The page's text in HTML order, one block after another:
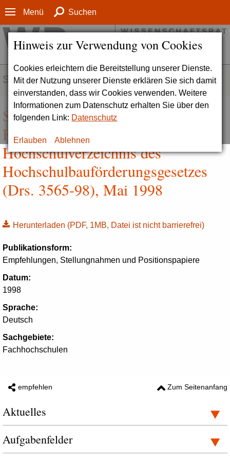
Hinweis zur Verwendung von Cookies
Cookies erleichtern die Bereitstellung unserer Dienste.
Mit der Nutzung unserer Dienste erklären Sie sich damit
einverstanden, dass wir Cookies verwenden. Weitere
Informationen zum Datenschutz erhalten Sie über den
folgenden Link: Datenschutz
Erlauben Ablehnen
Menü Suchen
SERVICE
Stellungnahme zur Aufnahme der
Fachhochschule Neu-Ulm in das
Hochschulverzeichnis des
Hochschulbauförderungsgesetzes
(Drs. 3565-98), Mai 1998
Herunterladen (PDF, 1MB, Datei ist nicht barrierefrei)
Publikationsform:
Empfehlungen, Stellungnahmen und Positionspapiere
Datum:
1998
Sprache:
Deutsch
Sachgebiete:
Fachhochschulen
empfehlen Zum Seitenanfang
Aktuelles
Aufgabenfelder